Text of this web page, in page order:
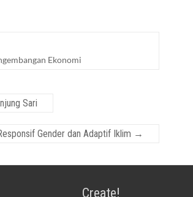
Ekonomi
Sari
Gender dan Adaptif Iklim →
Create!